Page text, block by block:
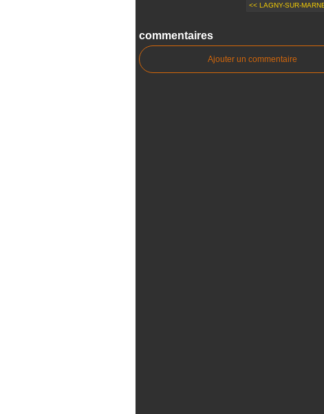
<< LAGNY-SUR-
commentaires
Ajouter un commentaire